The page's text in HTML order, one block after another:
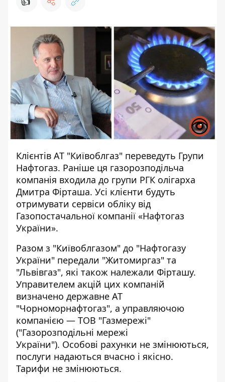
Клієнтів АТ "Київоблгаз" переведуть Групи
Нафтогаз. Раніше ця газорозподільча
компанія входила до групи РГК олігарха
Дмитра Фірташа. Усі клієнти будуть
отримувати сервіси обліку від
Газопостачальної компанії «Нафтогаз
України».
Разом з "Київоблгазом" до "Нафтогазу
України" передали "Житомиргаз" та
"Львівгаз", які також належали Фірташу.
Управителем акцій цих компаній
визначено державне АТ
"Чорноморнафтогаз", а управляючою
компанією — ТОВ "Газмережі"
("Газорозподільні мережі
України"). Особові рахунки не змінюються,
послуги надаються вчасно і якісно.
Тарифи не змінюються.